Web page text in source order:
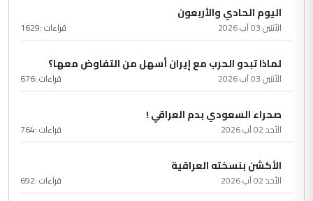
اليوم الحادي والأربعون
الأثنين 03 آب 2026 قراءات :1629
لماذا تبدو الحرب مع إيران أسهل من التفاوض معها؟
الأثنين 03 آب 2026 قراءات :676
صحراء السعودي بدم العراقي !
الأحد 02 آب 2026 قراءات :764
الأكشن بنسخته العراقية
الأحد 02 آب 2026 قراءات :692